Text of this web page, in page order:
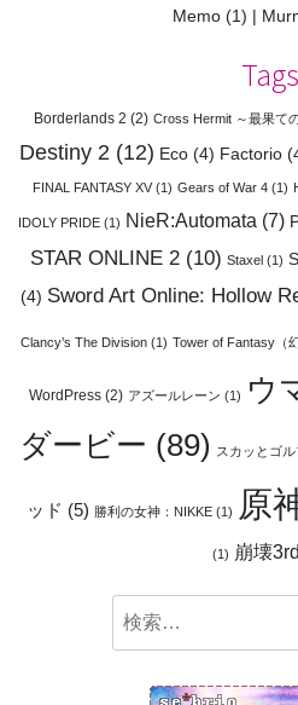
Memo (1)
Tags
Borderlands 2 (2) Cross Hermit ～最果て
Destiny 2 (12) Eco (4) Factorio
FINAL FANTASY XV(1) Gears of War 4(1)
IDOLY PRIDE (1) NieR:Automata (7)
STAR ONLINE 2(10) Staxel(1)
(4) Sword Art Online: Hollow
Clancy’s The Division (1) Tower of Fantasy（幻
WordPress(2) アズールレーン (1)
ウ
ダービー (89) スカッとゴ
ッド (5) 勝利の女神：NIKKE (1) 原
(1) 崩壊3rd